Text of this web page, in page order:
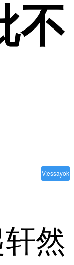
不
V:essayok
然